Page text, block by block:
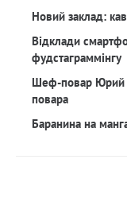
Новий заклад:
Відклади
фудстаграммінгу
Шеф-повар Юрий
повара
Баранина на